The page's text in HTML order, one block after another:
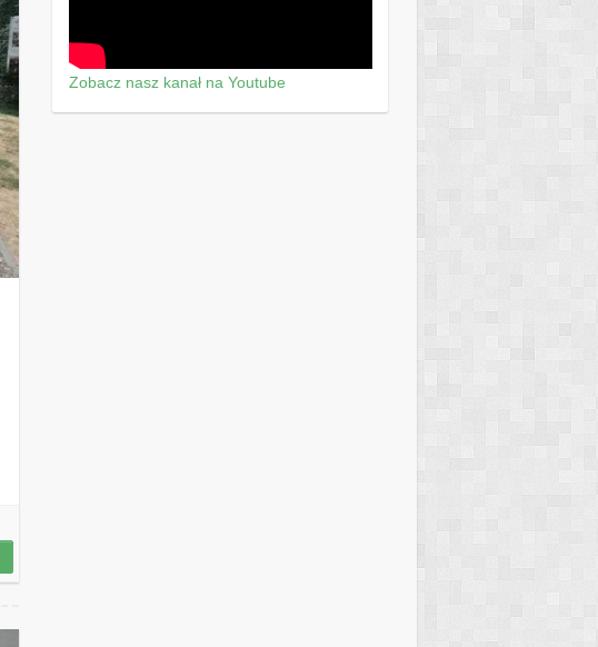
Zobacz nasz kanał na Youtube